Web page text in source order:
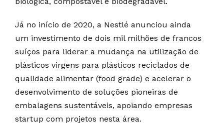
Já no início de 2020, a Nestlé anunciou ainda
um investimento de dois mil milhões de francos
suíços para liderar a mudança na utilização de
plásticos virgens para plásticos reciclados de
qualidade alimentar (food grade) e acelerar o
desenvolvimento de soluções pioneiras de
embalagens sustentáveis, apoiando empresas
startup com projetos nesta área.